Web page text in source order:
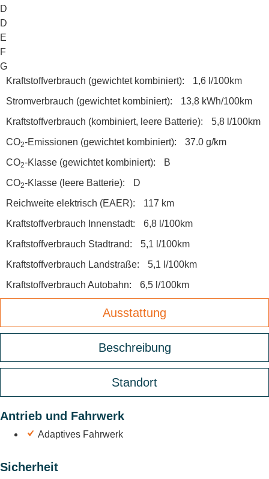
D
D
E
F
G
Kraftstoffverbrauch (gewichtet kombiniert):
1,6 l/100km
Stromverbrauch (gewichtet kombiniert):
13,8 kWh/100km
Kraftstoffverbrauch (kombiniert, leere Batterie):
5,8 l/100km
CO2-Emissionen (gewichtet kombiniert):
37.0 g/km
CO2-Klasse (gewichtet kombiniert):
B
CO2-Klasse (leere Batterie):
D
Reichweite elektrisch (EAER):
117 km
Kraftstoffverbrauch Innenstadt:
6,8 l/100km
Kraftstoffverbrauch Stadtrand:
5,1 l/100km
Kraftstoffverbrauch Landstraße:
5,1 l/100km
Kraftstoffverbrauch Autobahn:
6,5 l/100km
Ausstattung
Beschreibung
Standort
Antrieb und Fahrwerk
Adaptives Fahrwerk
Sicherheit